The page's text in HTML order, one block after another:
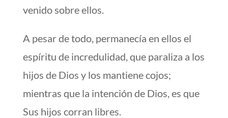
venido sobre ellos.
A pesar de todo, permanecía en ellos el
espíritu de incredulidad, que paraliza a los
hijos de Dios y los mantiene cojos;
mientras que la intención de Dios, es que
Sus hijos corran libres.